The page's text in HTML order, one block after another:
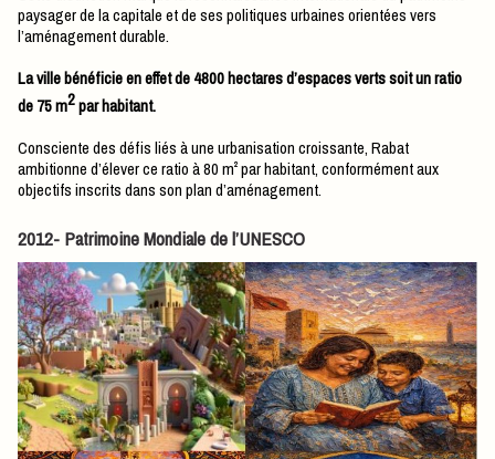
paysager de la capitale et de ses politiques urbaines orientées vers
l’aménagement durable.
La ville bénéficie en effet de 4800 hectares d’espaces verts soit un ratio
de 75 m2par habitant.
Consciente des défis liés à une urbanisation croissante, Rabat
ambitionne d’élever ce ratio à 80 m² par habitant, conformément aux
objectifs inscrits dans son plan d’aménagement.
2012- Patrimoine Mondiale de l’UNESCO